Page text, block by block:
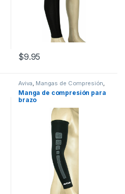
variantes. Las opciones se
$9.95
Este producto tiene múltiples
Aviva, Mangas de Compresión,
Salud Deportiva
Manga de compresión para
brazo